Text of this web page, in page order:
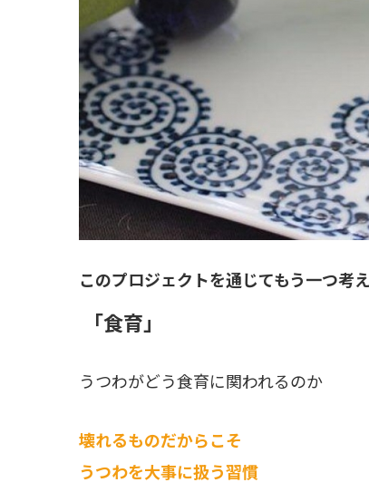
このプロジェクトを通じてもう一つ考
「食育」
うつわがどう食育に関われるのか
壊れるものだからこそ
うつわを大事に扱う習慣